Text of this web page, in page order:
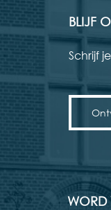
BLIJF
Schrijf
WORD